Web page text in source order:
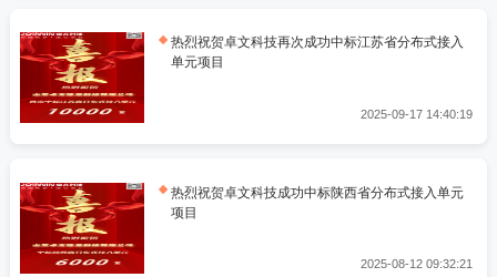
热烈祝贺卓文科技再次成功中标江苏省分布式接入
单元项目
2025-09-17 14:40:19
热烈祝贺卓文科技成功中标陕西省分布式接入单元
项目
2025-08-12 09:32:21